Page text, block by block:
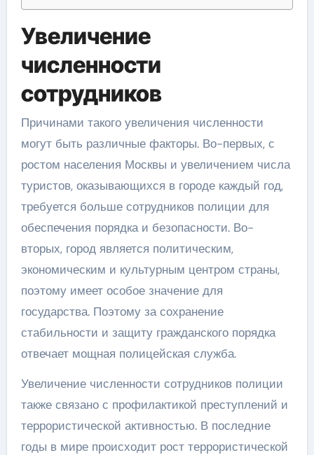
Увеличение
численности
сотрудников
Причинами такого увеличения численности
могут быть различные факторы. Во-первых, с
ростом населения Москвы и увеличением числа
туристов, оказывающихся в городе каждый год,
требуется больше сотрудников полиции для
обеспечения порядка и безопасности. Во-
вторых, город является политическим,
экономическим и культурным центром страны,
поэтому имеет особое значение для
государства. Поэтому за сохранение
стабильности и защиту гражданского порядка
отвечает мощная полицейская служба.
Увеличение численности сотрудников полиции
также связано с профилактикой преступлений и
террористической активностью. В последние
годы в мире происходит рост террористической